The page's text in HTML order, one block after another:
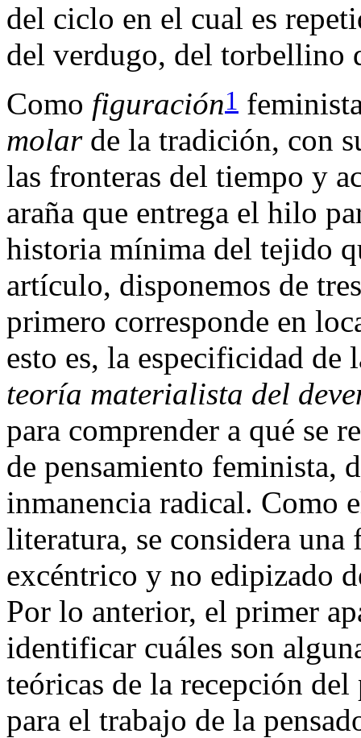
del ciclo en el cual es
del verdugo, del torbellino
Como figuración1
molarde la tradición, con
las fronteras del tiempo y
araña que entrega el hilo
historia mínima del tejido
artículo, disponemos de
primero corresponde en
esto es, la especificidad de
teoría materialista del
para comprender a qué se
de pensamiento feminista,
inmanencia radical. Como
literatura, se considera
excéntrico y no edipizado
Por lo anterior, el primer
identificar cuáles son
teóricas de la recepción
para el trabajo de la